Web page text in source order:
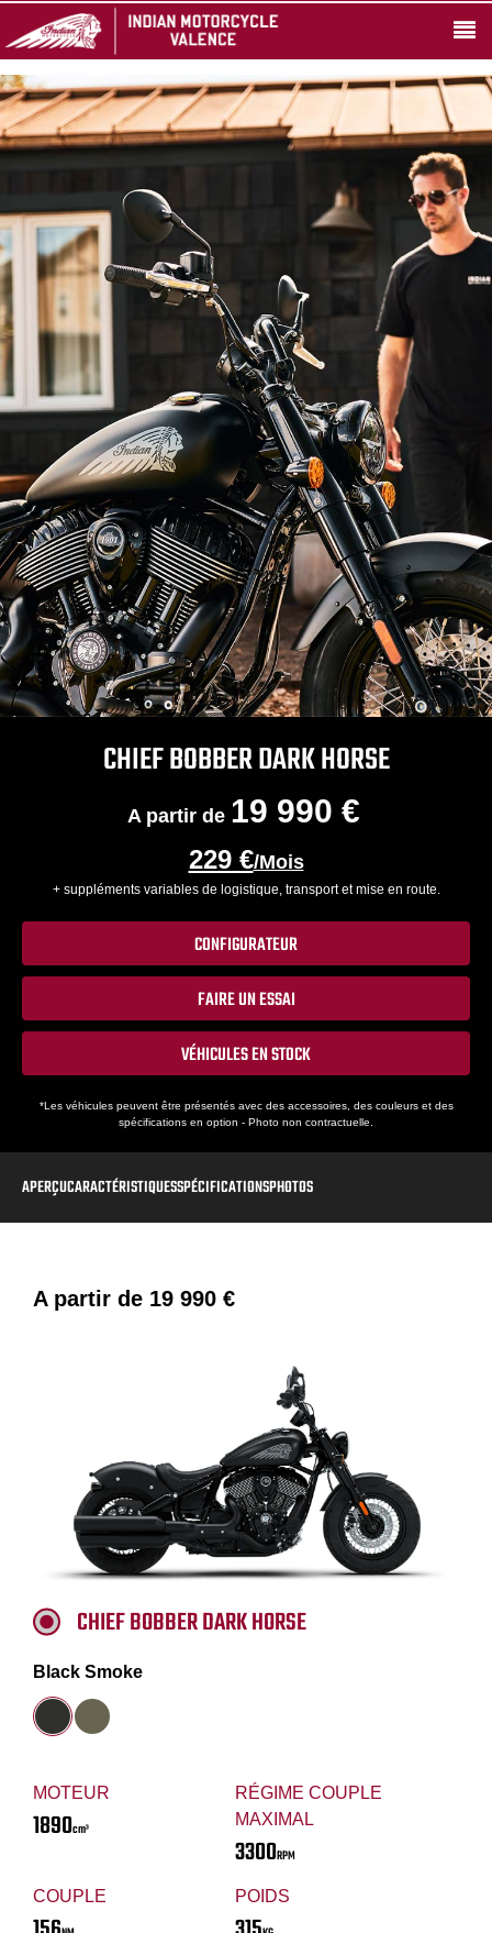
CHIEF BOBBER DARK HORSE
A partir de 19 990 €
229 €/Mois
+ suppléments variables de logistique, transport et mise en route.
CONFIGURATEUR
FAIRE UN ESSAI
VÉHICULES EN STOCK
*Les véhicules peuvent être présentés avec des accessoires, des couleurs et des
spécifications en option - Photo non contractuelle.
APERÇUCARACTÉRISTIQUESSPÉCIFICATIONSPHOTOS
A partir de 19 990 €
MOTEUR
1890cm³
RÉGIME COUPLE
MAXIMAL
3300RPM
COUPLE POIDS
CHIEF BOBBER DARK HORSE
Black Smoke